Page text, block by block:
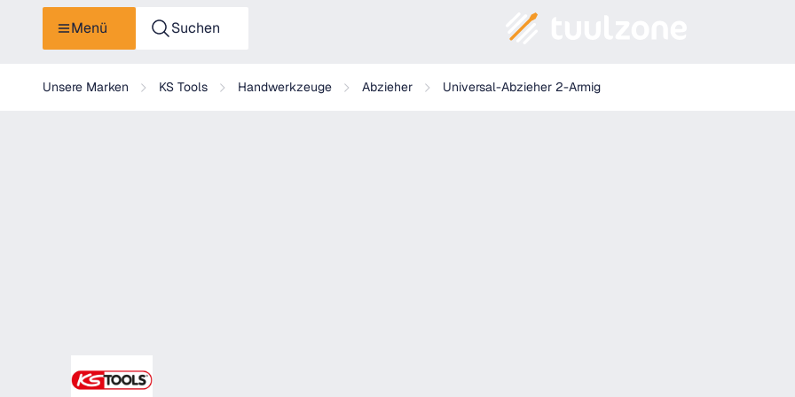
Menü Suchen
Unsere Marken KS Tools Handwerkzeuge Abzieher Universal-Abzieher 2-Armig
KS Tools Universal-Abzieher 2-armig